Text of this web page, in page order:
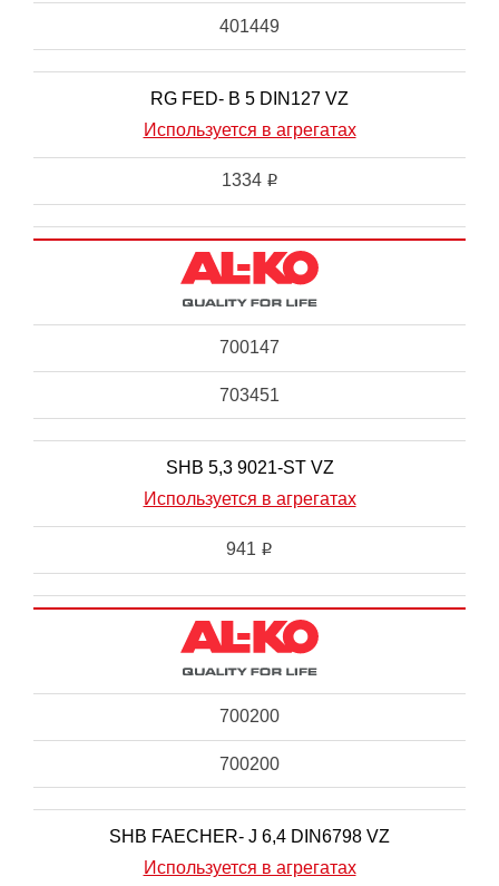
401449
RG FED- B 5 DIN127 VZ
Используется в агрегатах
1334 i
700147
703451
SHB 5,3 9021-ST VZ
Используется в агрегатах
941 i
700200
700200
SHB FAECHER- J 6,4 DIN6798 VZ
Используется в агрегатах